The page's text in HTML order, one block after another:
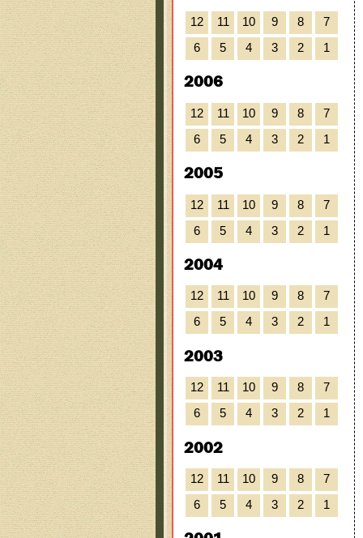
12 11 10 9 8
7
6
5 4 3 2 1
2006
12 11 10 9 8
7
6
5 4 3 2 1
2005
12 11 10 9 8
7
6
5 4 3 2 1
2004
12 11 10 9 8
7
6
5 4 3 2 1
2003
12 11 10 9 8
7
6
5 4 3 2 1
2002
12 11 10 9 8
7
6
5 4 3 2 1